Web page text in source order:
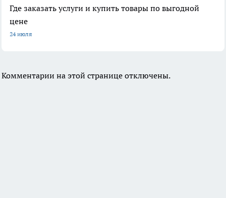
Где заказать услуги и купить товары по выгодной
цене
24 июля
Комментарии на этой странице отключены.